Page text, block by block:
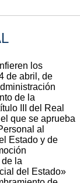
los
de abril, de
de la
III del Real
que se aprueba
al
Estado y de
la
del Estado»